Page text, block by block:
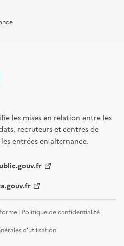
les mises en relation entre les
recruteurs et centres de
entrées en alternance.
Politique de confidentialité
d'utilisation